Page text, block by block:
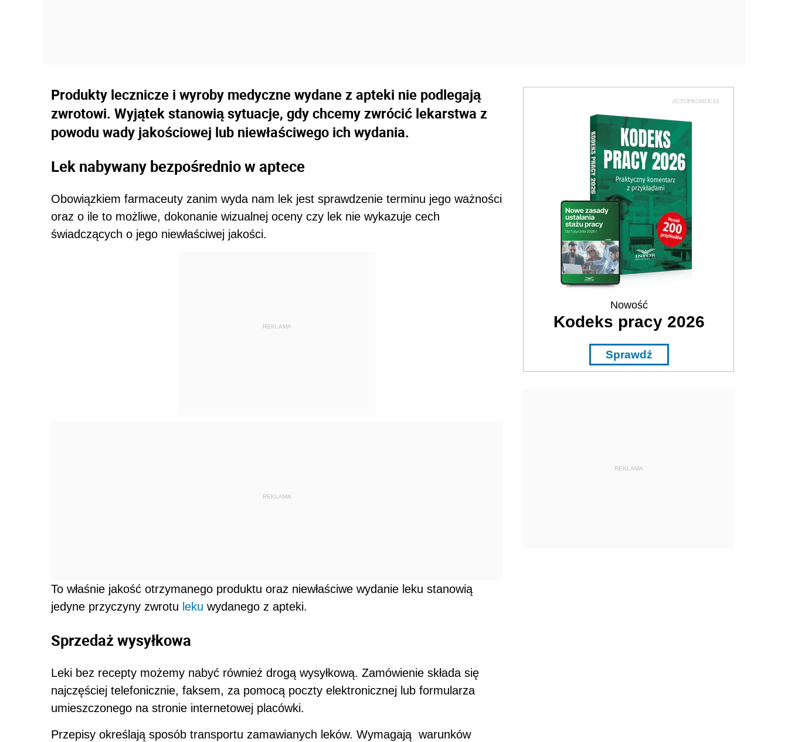
Produkty lecznicze i wyroby medyczne wydane z apteki nie podlegają
zwrotowi. Wyjątek stanowią sytuacje, gdy chcemy zwrócić lekarstwa z
powodu wady jakościowej lub niewłaściwego ich wydania.
Lek nabywany bezpośrednio w aptece
Obowiązkiem farmaceuty zanim wyda nam lek jest sprawdzenie terminu jego ważności
oraz o ile to możliwe, dokonanie wizualnej oceny czy lek nie wykazuje cech
świadczących o jego niewłaściwej jakości.
REKLAMA
REKLAMA
To właśnie jakość otrzymanego produktu oraz niewłaściwe wydanie leku stanowią
jedyne przyczyny zwrotu leku wydanego z apteki.
Sprzedaż wysyłkowa
Leki bez recepty możemy nabyć również drogą wysyłkową. Zamówienie składa się
najczęściej telefonicznie, faksem, za pomocą poczty elektronicznej lub formularza
umieszczonego na stronie internetowej placówki.
Przepisy określają sposób transportu zamawianych leków. Wymagają warunków
AUTOPROMOCJA
Nowość
Kodeks pracy 2026
Sprawdź
REKLAMA